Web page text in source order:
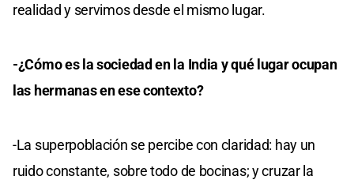
realidad y servimos desde el mismo lugar.
-¿Cómo es la sociedad en la India y qué lugar ocupan
las hermanas en ese contexto?
-La superpoblación se percibe con claridad: hay un
ruido constante, sobre todo de bocinas; y cruzar la